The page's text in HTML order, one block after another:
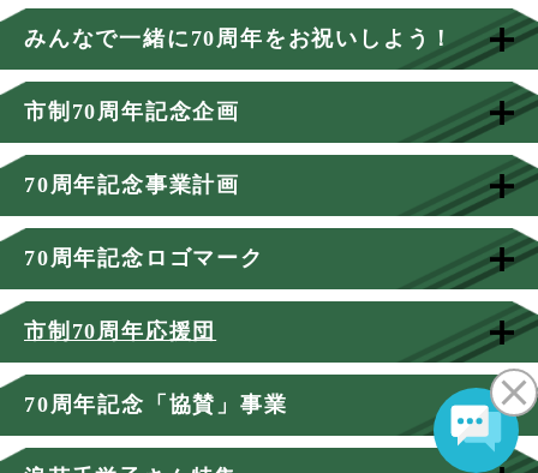
みんなで一緒に70周年をお祝いしよう！
市制70周年記念企画
70周年記念事業計画
70周年記念ロゴマーク
市制70周年応援団
70周年記念「協賛」事業